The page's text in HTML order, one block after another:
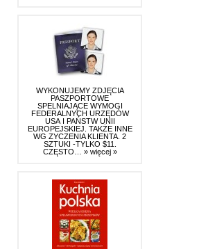
WYKONUJEMY ZDJĘCIA
PASZPORTOWE
SPELNIAJĄCE WYMOGI
FEDERALNYCH URZĘDÓW
USA I PAŃSTW UNII
EUROPEJSKIEJ. TAKŻE INNE
WG ZYCZENIA KLIENTA. 2
SZTUKI -TYLKO $11.
CZĘSTO… » więcej »